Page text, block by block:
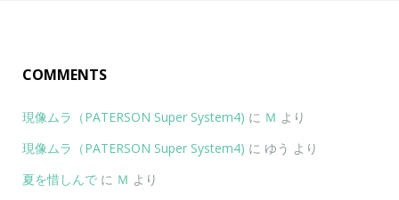
COMMENTS
現像ムラ（PATERSON Super System4) に Ｍ より
現像ムラ（PATERSON Super System4) に ゆう より
夏を惜しんで に Ｍ より